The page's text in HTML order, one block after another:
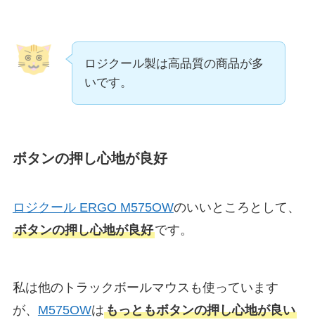
ロジクール製は高品質の商品が多
いです。
ボタンの押し心地が良好
ロジクール ERGO M575OWのいいところとして、
ボタンの押し心地が良好です。
私は他のトラックボールマウスも使っています
が、 M575OWはもっともボタンの押し心地が良い